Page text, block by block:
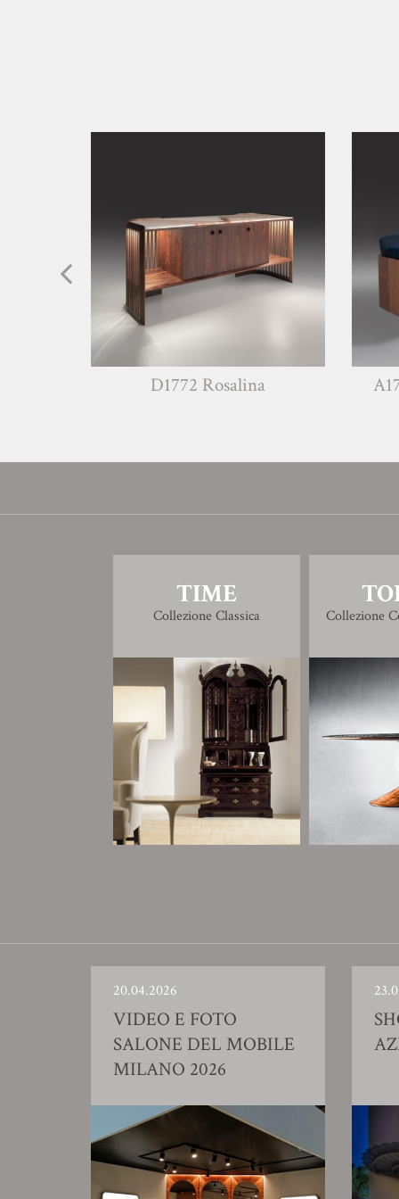
D1772 Rosalina A1767-2
TIME
Collezione Classica Collezione
20.04.2026
VIDEO E FOTO
SALONE DEL MOBILE
MILANO 2026